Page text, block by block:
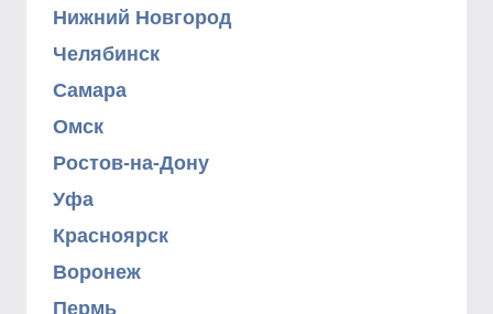
Нижний Новгород
Челябинск
Самара
Омск
Ростов-на-Дону
Уфа
Красноярск
Воронеж
Пермь